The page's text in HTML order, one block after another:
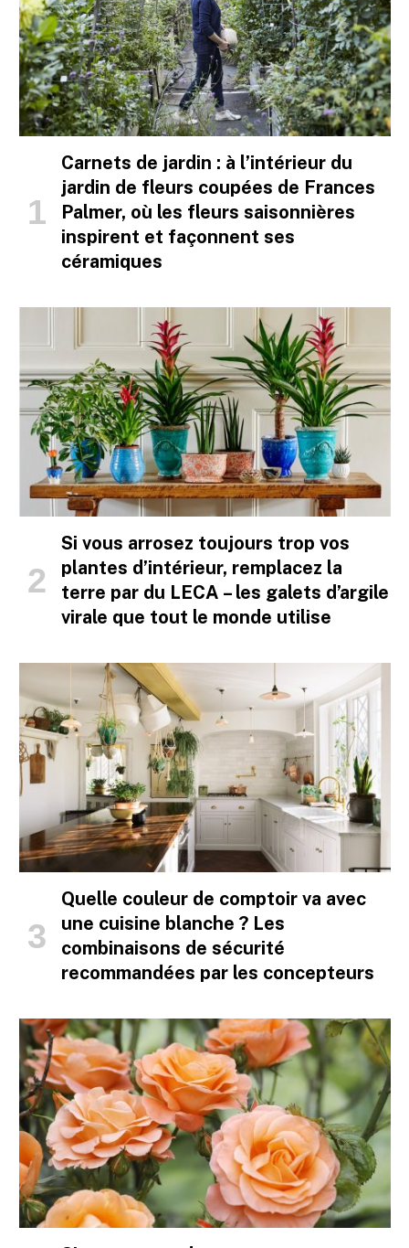
Carnets de jardin : à l’intérieur du
jardin de fleurs coupées de Frances
Palmer, où les fleurs saisonnières
inspirent et façonnent ses
céramiques
Si vous arrosez toujours trop vos
plantes d’intérieur, remplacez la
terre par du LECA – les galets d’argile
virale que tout le monde utilise
Quelle couleur de comptoir va avec
une cuisine blanche ? Les
combinaisons de sécurité
recommandées par les concepteurs